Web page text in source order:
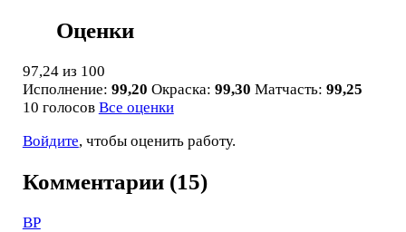
Оценки
97,24 из 100
Исполнение: 99,20 Окраска: 99,30 Матчасть: 99,25
10 голосов Все оценки
Войдите, чтобы оценить работу.
Комментарии (15)
ВР